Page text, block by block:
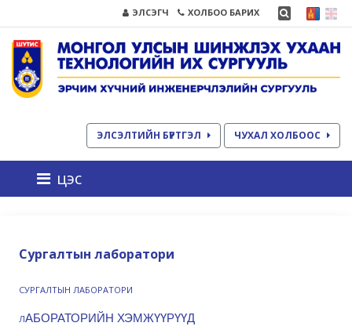
ЭЛСЭГЧ ХОЛБОО БАРИХ
ЭЛСЭЛТИЙН БҮРТГЭЛ ЧУХАЛ ХОЛБООС
цэс
Сургалтын лаборатори
СУРГАЛТЫН ЛАБОРАТОРИ
ЛАБОРАТОРИЙН ХЭМЖҮҮРҮҮД